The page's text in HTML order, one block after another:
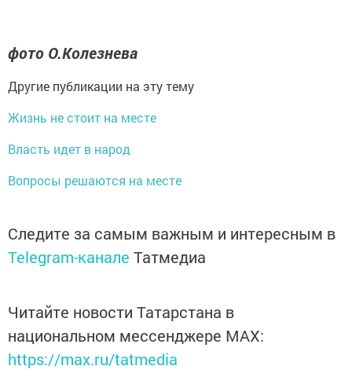
фото О.Колезнева
Другие публикации на эту тему
Жизнь не стоит на месте
Власть идет в народ
Вопросы решаются на месте
Следите за самым важным и интересным в
Telegram-канале Татмедиа
Читайте новости Татарстана в
национальном мессенджере MАХ:
https://max.ru/tatmedia